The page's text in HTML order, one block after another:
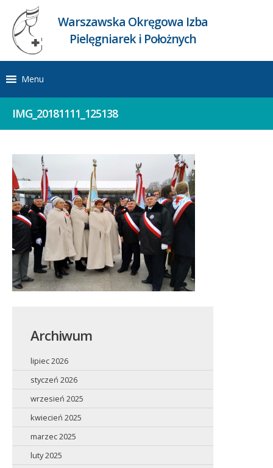
Warszawska Okręgowa Izba
Pielęgniarek i Położnych
Menu
IMG_20181111_125138
Archiwum
lipiec 2026
styczeń 2026
wrzesień 2025
kwiecień 2025
marzec 2025
luty 2025